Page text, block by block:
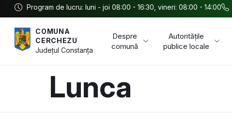
Program de lucru: luni - joi 08:00 - 16:30, vineri: 08:00 - 14:00
COMUNA
CERCHEZU
JudețulConstanța
Despre
comună
Autoritățile
publice locale
Lunca